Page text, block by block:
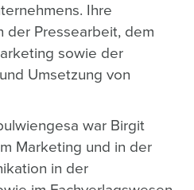
Ihre
der Pressearbeit, dem
sowie der
Umsetzung von
war Birgit
Marketing und in der
in der